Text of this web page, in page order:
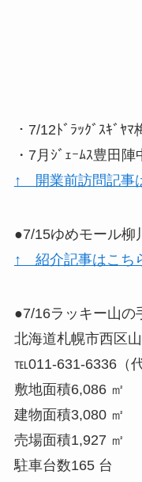
・7/12ﾄﾞﾗｯｸﾞｽｷﾞﾔ
・7月ｼﾞｪｰﾑｽ豊田
↑ 開業前訪問記事
●7/15ゆめモール柳
↑ 紹介記事はこち
●7/16ラッキー山の
北海道札幌市西区
℡011-631-6336（代
敷地面積6,086 ㎡
建物面積3,080 ㎡
売場面積1,927 ㎡
駐車台数165 台